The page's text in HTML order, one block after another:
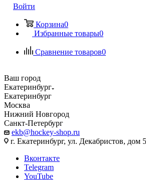
Войти
Корзина0
Избранные товары0
Сравнение товаров0
Ваш город
Екатеринбург
Екатеринбург
Москва
Нижний Новгород
Санкт-Петербург
ekb@hockey-shop.ru
г. Екатеринбург, ул. Декабристов, дом
Вконтакте
Telegram
YouTube